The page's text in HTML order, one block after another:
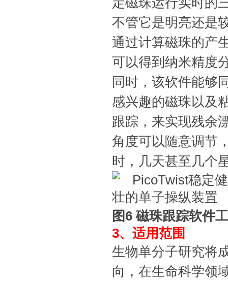
不管它是明亮还是
通过计算磁珠的产
可以得到纳米精度
同时，该软件能够
感兴趣的磁珠以及
跟踪，来实现残余
角度可以随意调节
时，几天甚至几个
图6 磁珠跟踪软件
3、适用范围
生物单分子研究将
向，在生命科学领